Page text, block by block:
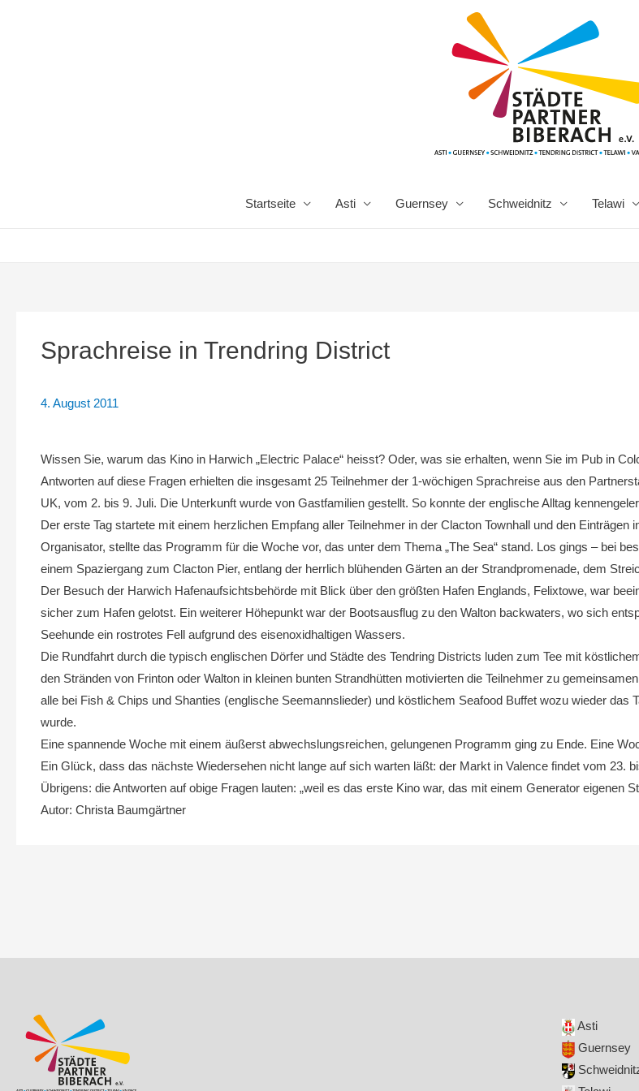
Startseite Asti Guernsey Schweidnitz Telawi
Sprachreise in Trendring District
4. August 2011
Wissen Sie, warum das Kino in Harwich „Electric Palace“ heisst? Oder, was sie erhalten, wenn Sie im Pub in
Antworten auf diese Fragen erhielten die insgesamt 25 Teilnehmer der 1-wöchigen Sprachreise aus den
UK, vom 2. bis 9. Juli. Die Unterkunft wurde von Gastfamilien gestellt. So konnte der englische Alltag
Der erste Tag startete mit einem herzlichen Empfang aller Teilnehmer in der Clacton Townhall und den
Organisator, stellte das Programm für die Woche vor, das unter dem Thema „The Sea“ stand. Los gings – bei
einem Spaziergang zum Clacton Pier, entlang der herrlich blühenden Gärten an der Strandpromenade, dem
Der Besuch der Harwich Hafenaufsichtsbehörde mit Blick über den größten Hafen Englands, Felixtowe, war
sicher zum Hafen gelotst. Ein weiterer Höhepunkt war der Bootsausflug zu den Walton backwaters, wo sich
Seehunde ein rostrotes Fell aufgrund des eisenoxidhaltigen Wassers.
Die Rundfahrt durch die typisch englischen Dörfer und Städte des Tendring Districts luden zum Tee mit
den Stränden von Frinton oder Walton in kleinen bunten Strandhütten motivierten die Teilnehmer zu
alle bei Fish & Chips und Shanties (englische Seemannslieder) und köstlichem Seafood Buffet wozu wieder
wurde.
Eine spannende Woche mit einem äußerst abwechslungsreichen, gelungenen Programm ging zu Ende. Eine
Ein Glück, dass das nächste Wiedersehen nicht lange auf sich warten läßt: der Markt in Valence findet vom 23.
Übrigens: die Antworten auf obige Fragen lauten: „weil es das erste Kino war, das mit einem Generator eigenen
Autor: Christa Baumgärtner
Asti
Guernsey